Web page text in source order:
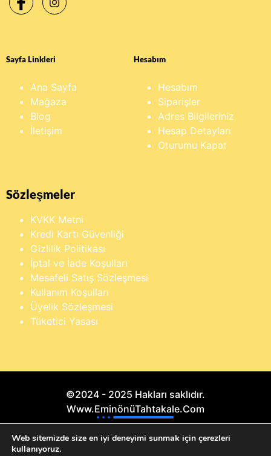
Sayfa Linkleri
Ana Sayfa
Mağaza
Blog
İletişim
Hesabım
Hesabım
Siparişler
Adres Bilgileriniz
Hesap Detayları
Oturumu Kapat
Sözleşmeler
KVKK Metni
Kredi Kartı Güvenliği
Gizlilik Politikası
İptal ve İade Koşulları
Mesafeli Satış Sözleşmesi
Kullanım Koşulları
Üyelik Sözleşmesi
Tüketici Yasası
©2024 - 2025 Hakları saklıdır.
Www.EminönüTahtakale.Com
Bu website "Sosyal Megapixel" projesidir.
Buraya yazarak dilediğin ürünü anında
bulabilirsin
Web sitemizde size en iyi deneyimi sunmak için çerezleri
kullanıyoruz.